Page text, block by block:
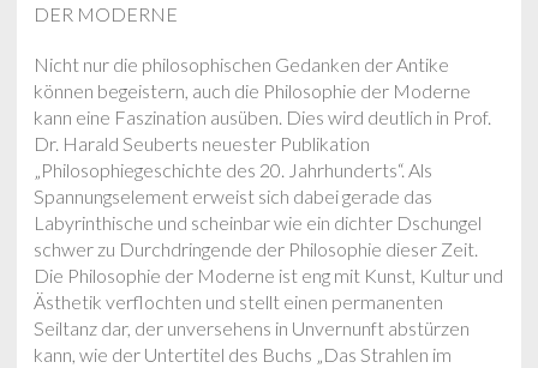
DER MODERNE
Nicht nur die philosophischen Gedanken der Antike
können begeistern, auch die Philosophie der Moderne
kann eine Faszination ausüben. Dies wird deutlich in Prof.
Dr. Harald Seuberts neuester Publikation
„Philosophiegeschichte des 20. Jahrhunderts“. Als
Spannungselement erweist sich dabei gerade das
Labyrinthische und scheinbar wie ein dichter Dschungel
schwer zu Durchdringende der Philosophie dieser Zeit.
Die Philosophie der Moderne ist eng mit Kunst, Kultur und
Ästhetik verflochten und stellt einen permanenten
Seiltanz dar, der unversehens in Unvernunft abstürzen
kann, wie der Untertitel des Buchs „Das Strahlen im